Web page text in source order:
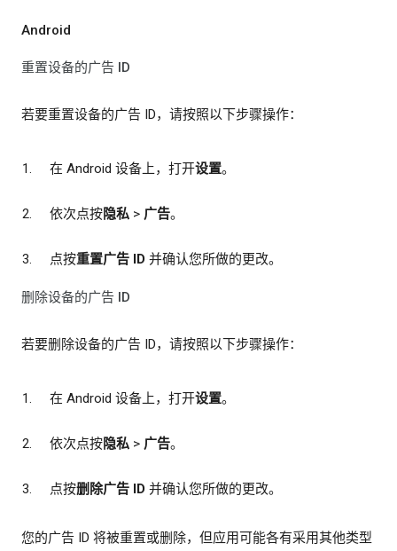
Android
重置设备的广告 ID
若要重置设备的广告 ID，请按照以下步骤操作：
在 Android 设备上，打开设置。
依次点按隐私 > 广告。
点按重置广告 ID 并确认您所做的更改。
删除设备的广告 ID
若要删除设备的广告 ID，请按照以下步骤操作：
在 Android 设备上，打开设置。
依次点按隐私 > 广告。
点按删除广告 ID 并确认您所做的更改。
您的广告 ID 将被重置或删除，但应用可能各有采用其他类型